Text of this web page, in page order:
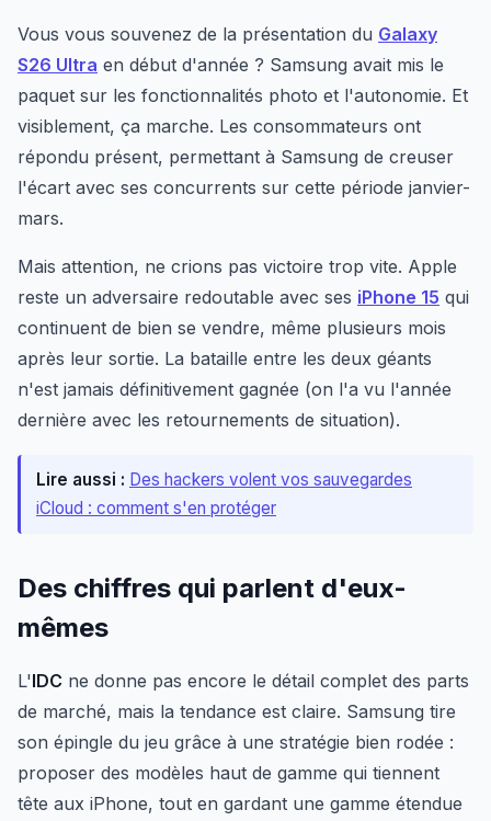
Vous vous souvenez de la présentation du Galaxy
S26 Ultra en début d'année ? Samsung avait mis le
paquet sur les fonctionnalités photo et l'autonomie. Et
visiblement, ça marche. Les consommateurs ont
répondu présent, permettant à Samsung de creuser
l'écart avec ses concurrents sur cette période janvier-
mars.
Mais attention, ne crions pas victoire trop vite. Apple
reste un adversaire redoutable avec ses iPhone 15 qui
continuent de bien se vendre, même plusieurs mois
après leur sortie. La bataille entre les deux géants
n'est jamais définitivement gagnée (on l'a vu l'année
dernière avec les retournements de situation).
Lire aussi : Des hackers volent vos sauvegardes
iCloud : comment s'en protéger
Des chiffres qui parlent d'eux-
mêmes
L'IDC ne donne pas encore le détail complet des parts
de marché, mais la tendance est claire. Samsung tire
son épingle du jeu grâce à une stratégie bien rodée :
proposer des modèles haut de gamme qui tiennent
tête aux iPhone, tout en gardant une gamme étendue